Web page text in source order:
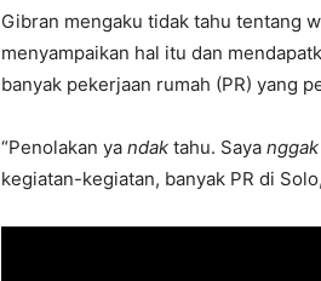
Gibran mengaku tidak tahu tentang
menyampaikan hal itu dan
banyak pekerjaan rumah (PR) yang
“Penolakan ya ndak tahu. Saya nggak
kegiatan-kegiatan, banyak PR di